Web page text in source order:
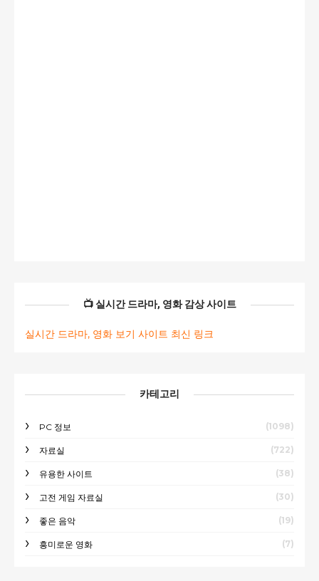
📺 실시간 드라마, 영화 감상 사이트
실시간 드라마, 영화 보기 사이트 최신 링크
카테고리
PC 정보 (1098)
자료실 (722)
유용한 사이트 (38)
고전 게임 자료실 (30)
좋은 음악 (19)
흥미로운 영화 (7)